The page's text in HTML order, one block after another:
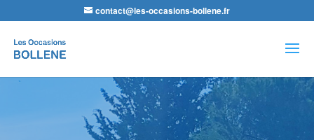
contact@les-occasions-bollene.fr
de
produits